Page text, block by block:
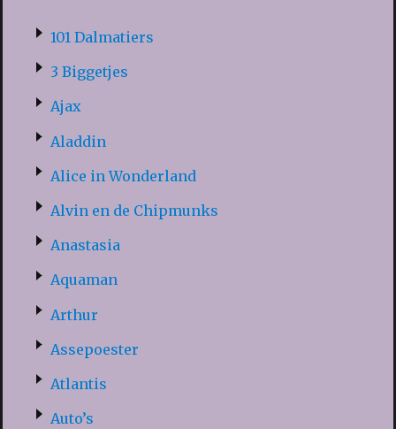
101 Dalmatiers
3 Biggetjes
Ajax
Aladdin
Alice in Wonderland
Alvin en de Chipmunks
Anastasia
Aquaman
Arthur
Assepoester
Atlantis
Auto’s